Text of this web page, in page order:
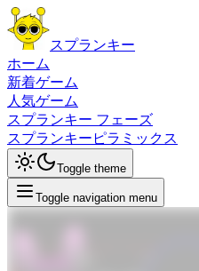
スプランキー
ホーム
新着ゲーム
人気ゲーム
スプランキー フェーズ
スプランキーピラミックス
Toggle theme
Toggle navigation menu